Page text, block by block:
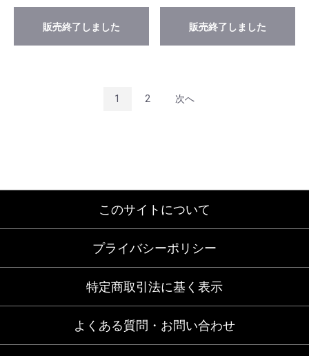
販売終了しました 販売終了しました
1 2 次へ
このサイトについて
プライバシーポリシー
特定商取引法に基く表示
よくある質問・お問い合わせ